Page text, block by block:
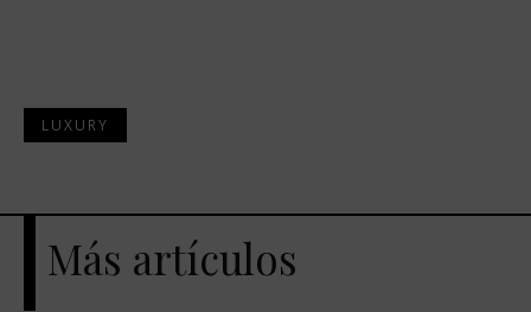
LUXURY
Más artículos